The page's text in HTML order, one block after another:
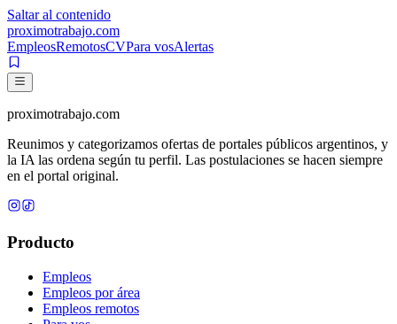
Saltar al contenido
proximotrabajo.com
EmpleosRemotosCVPara vosAlertas
proximotrabajo.com
Reunimos y categorizamos ofertas de portales públicos argentinos, y
la IA las ordena según tu perfil. Las postulaciones se hacen siempre
en el portal original.
Producto
Empleos
Empleos por área
Empleos remotos